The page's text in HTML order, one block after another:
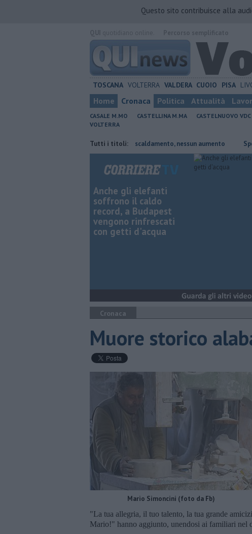
Questo sito contribuisce alla
TOSCANA VOLTERRA VALDERA CUOIO PISA
Home Cronaca Politica Attualità
CASALE M.MO CASTELLINA M.MA CASTELNUOVO VDC
VOLTERRA
Tutti i titoli:
Tariffe del teleriscaldamento, nessun aumento Sport e
Anche gli elefanti
soffrono il caldo
record, a Budapest
vengono rinfrescati
con getti d'acqua
Cronaca
Muore storico
Mario Simoncini (foto da Fb)
"La tua allegria, il tuo talento, la tua grande
Mario!" hanno aggiunto, unendosi ai familiari nel